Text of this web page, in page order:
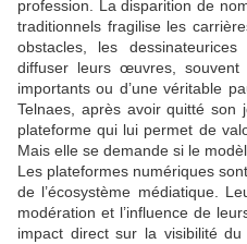
profession. La disparition de
traditionnels fragilise les
obstacles, les
diffuser leurs œuvres,
importants ou d’une véritable
Telnaes, après avoir quitté
plateforme qui lui permet de
Mais elle se demande si le
Les plateformes numériques
de l’écosystème médiatique.
modération et l’influence de
impact direct sur la visibilité